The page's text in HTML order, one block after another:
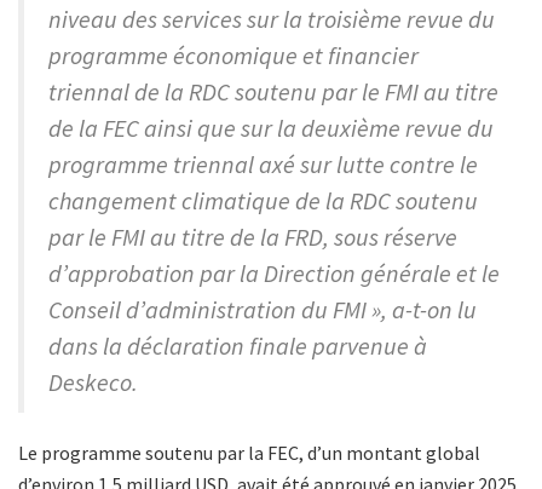
niveau des services sur la troisième revue du
programme économique et financier
triennal de la RDC soutenu par le FMI au titre
de la FEC ainsi que sur la deuxième revue du
programme triennal axé sur lutte contre le
changement climatique de la RDC soutenu
par le FMI au titre de la FRD, sous réserve
d’approbation par la Direction générale et le
Conseil d’administration du FMI », a-t-on lu
dans la déclaration finale parvenue à
Deskeco.
Le programme soutenu par la FEC, d’un montant global